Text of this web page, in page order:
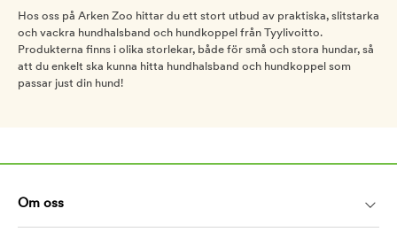
Hos oss på Arken Zoo hittar du ett stort utbud av praktiska, slitstarka
och vackra hundhalsband och hundkoppel från Tyylivoitto.
Produkterna finns i olika storlekar, både för små och stora hundar, så
att du enkelt ska kunna hitta hundhalsband och hundkoppel som
passar just din hund!
Om oss